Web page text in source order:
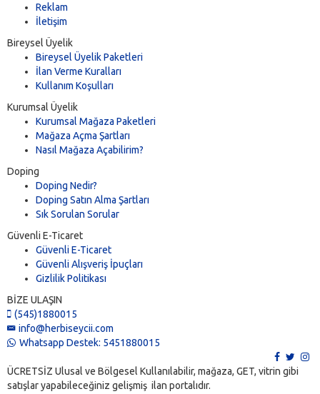
Reklam
İletişim
Bireysel Üyelik
Bireysel Üyelik Paketleri
İlan Verme Kuralları
Kullanım Koşulları
Kurumsal Üyelik
Kurumsal Mağaza Paketleri
Mağaza Açma Şartları
Nasıl Mağaza Açabilirim?
Doping
Doping Nedir?
Doping Satın Alma Şartları
Sık Sorulan Sorular
Güvenli E-Ticaret
Güvenli E-Ticaret
Güvenli Alışveriş İpuçları
Gizlilik Politikası
BİZE ULAŞIN
(545)1880015
info@herbiseycii.com
Whatsapp Destek: 5451880015
ÜCRETSİZ Ulusal ve Bölgesel Kullanılabilir, mağaza, GET, vitrin gibi
satışlar yapabileceğiniz gelişmiş ilan portalıdır.